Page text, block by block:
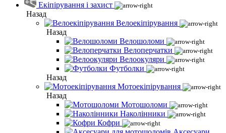
Екіпірування і захист
Назад
Велоекіпірування
Назад
Велошоломи
Велоперчатки
Велоокуляри
Футболки
Назад
Мотоекіпірування
Назад
Мотошоломи
Наколінники
Кофри